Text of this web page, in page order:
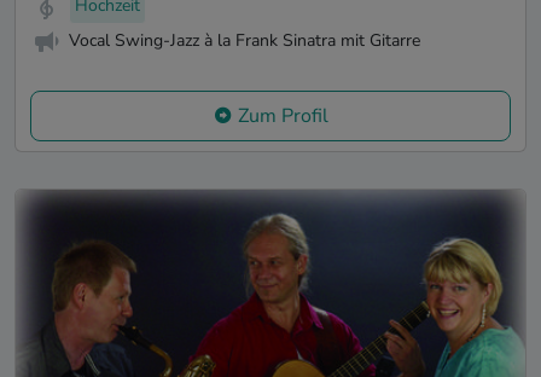
Hochzeit
Vocal Swing-Jazz à la Frank Sinatra mit Gitarre
Zum Profil